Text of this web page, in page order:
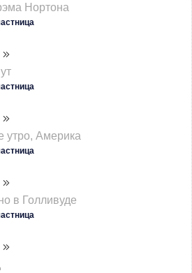
Нортона
утро, Америка
в Голливуде